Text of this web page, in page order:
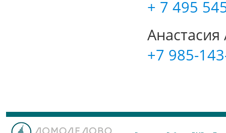
+ 7 495
+7 985-